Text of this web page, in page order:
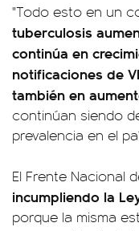
"Todo esto en un
tuberculosis
continúa en
notificaciones de
también en
continúan siendo
prevalencia en el
El Frente Nacional
incumpliendo la
porque la misma